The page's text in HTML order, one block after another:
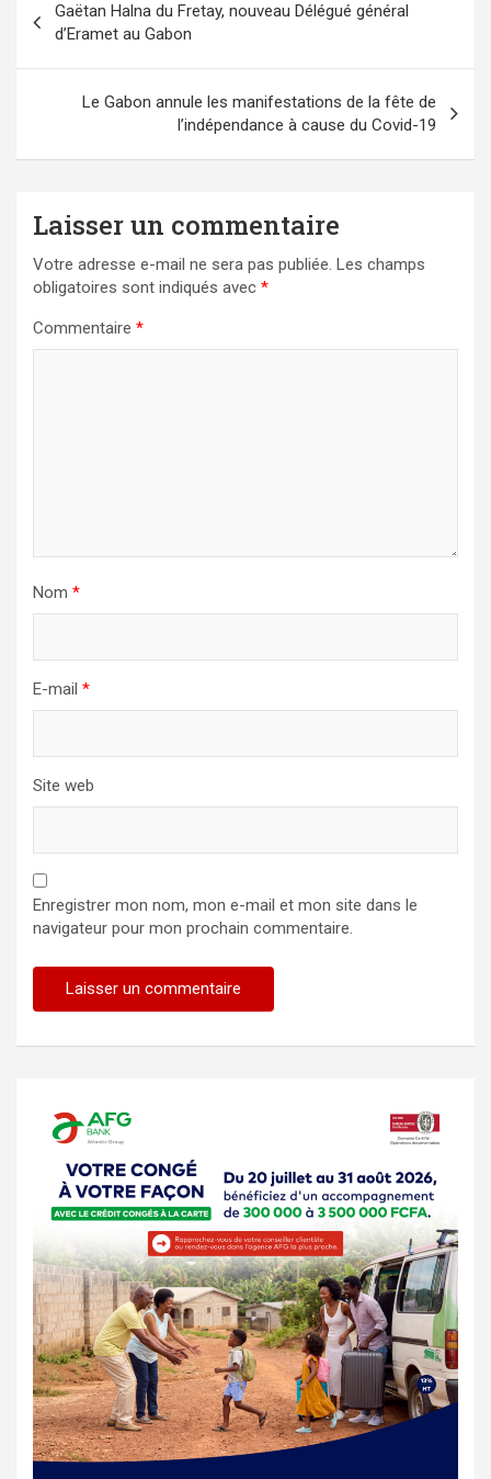
de
l’article
Gaëtan Halna du Fretay, nouveau Délégué général
d’Eramet au Gabon
Le Gabon annule les manifestations de la fête de
l’indépendance à cause du Covid-19
Laisser un commentaire
Votre adresse e-mail ne sera pas publiée. Les champs
obligatoires sont indiqués avec *
Commentaire *
Nom *
E-mail *
Site web
Enregistrer mon nom, mon e-mail et mon site dans le
navigateur pour mon prochain commentaire.